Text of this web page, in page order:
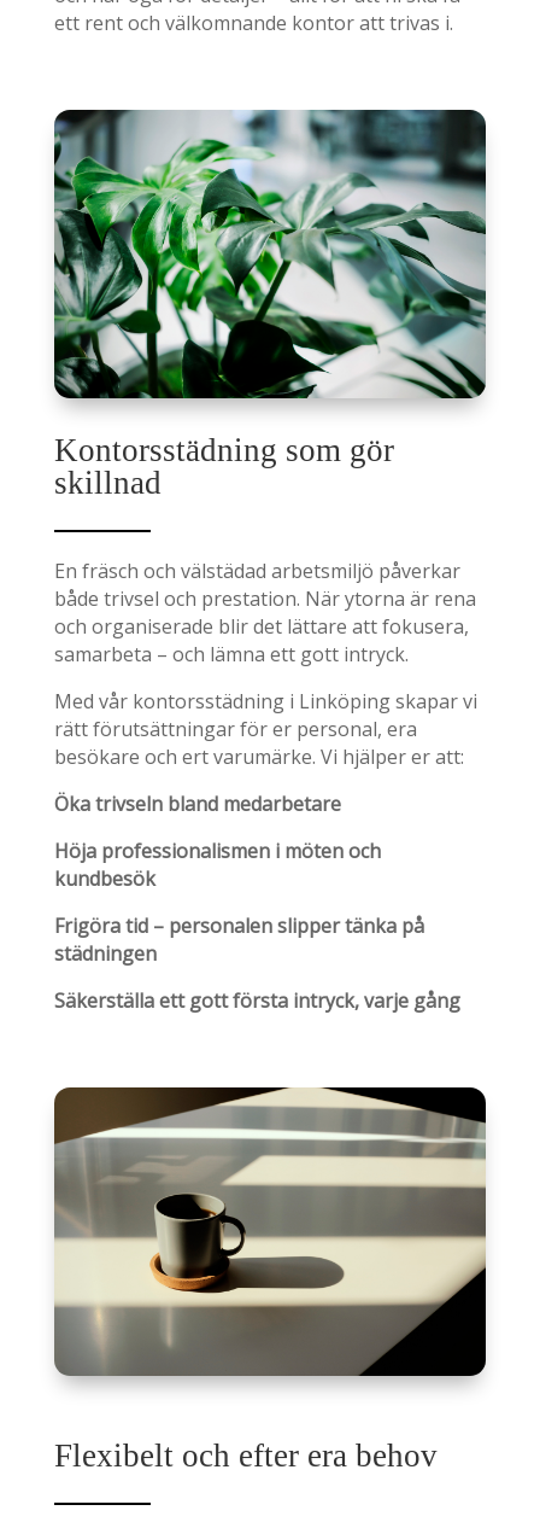
ett rent och välkomnande kontor att trivas i.
Kontorsstädning som gör
skillnad
En fräsch och välstädad arbetsmiljö påverkar
både trivsel och prestation. När ytorna är rena
och organiserade blir det lättare att fokusera,
samarbeta – och lämna ett gott intryck.
Med vår kontorsstädning i Linköping skapar vi
rätt förutsättningar för er personal, era
besökare och ert varumärke. Vi hjälper er att:
Öka trivseln bland medarbetare
Höja professionalismen i möten och
kundbesök
Frigöra tid – personalen slipper tänka på
städningen
Säkerställa ett gott första intryck, varje gång
Flexibelt och efter era behov